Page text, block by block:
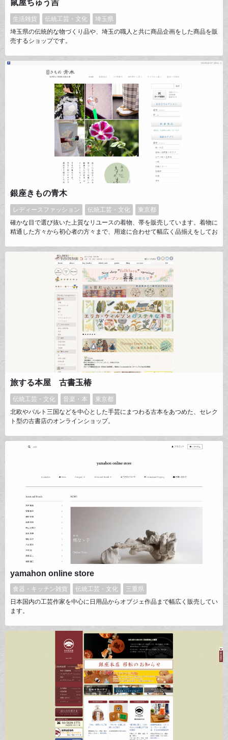
鼠屋ちゅう吉
生活雑貨 伝統工芸・文化
埼玉県
埼玉県の伝統的な物づくり品や、埼玉の職人と共に商品企画をした商品を販
売するショップです。
銀座きもの青木
レディースファッション 伝統工芸・文化
東京都
確かな目で選び抜いた上質なリユースの着物、帯を販売しています。着物に
精通した方々から初心者の方々まで、用途に合わせて幅広く品揃えをしてお
る大切な物を残していければと考えております。ほとんど全ての商品が1点
ものであるため出品業務は多忙を極めますが、着物を愛するスタッフならで
はのチームワークで、楽しみながらショップを運営しております。
旅する本屋 古書玉椿
伝統工芸・文化 音楽・本
東京都
北欧やバルト三国などを中心とした手芸にまつわる古本をあつめた、セレク
ト型の古書店のオンラインショップ。
yamahon online store
食器・キッチン雑貨 伝統工芸・文化
三重県
日本国内の工芸作家を中心に日用品からオブジェ作品まで幅広く販売してい
ます。